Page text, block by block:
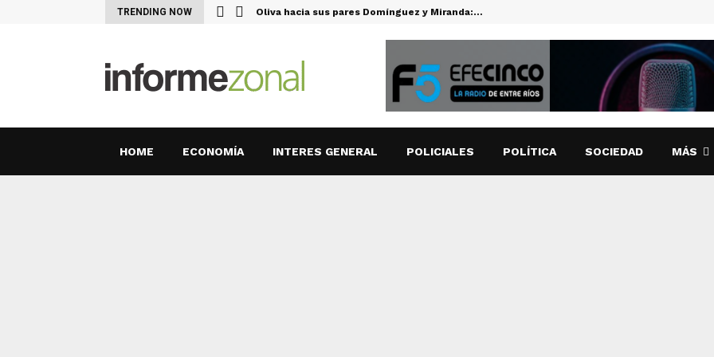
TRENDING NOW Oliva hacia sus pares Domínguez y Miranda:…
HOME ECONOMÍA INTERES GENERAL POLICIALES POLÍTICA SOCIEDAD MÁS